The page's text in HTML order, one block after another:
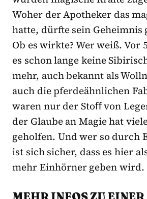
Woher der Apotheker das
hatte, dürfte sein Geheimnis
Ob es wirkte? Wer weiß. Vor
es schon lange keine
mehr, auch bekannt als
auch die pferdeähnlichen
waren nur der Stoﬀ von
der Glaube an Magie hat
geholfen. Und wer so durch
ist sich sicher, dass es hier
mehr Einhörner geben wird.
MEHR INFOS ZU EINER